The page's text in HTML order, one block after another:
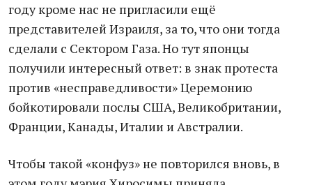
году кроме нас не пригласили ещё
представителей Израиля, за то, что они тогда
сделали с Сектором Газа. Но тут японцы
получили интересный ответ: в знак протеста
против «несправедливости» Церемонию
бойкотировали послы США, Великобритании,
Франции, Канады, Италии и Австралии.
Чтобы такой «конфуз» не повторился вновь, в